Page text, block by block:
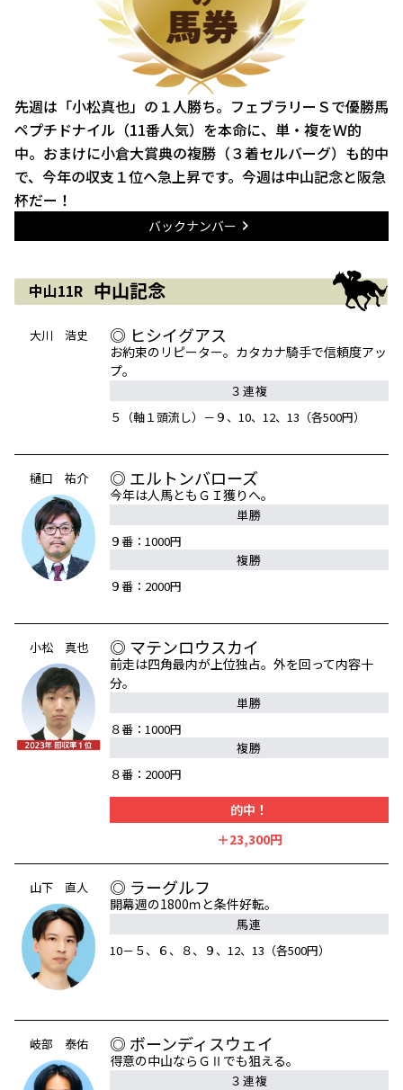
先週は「小松真也」の１人勝ち。フェブラリーＳで優勝馬
ペプチドナイル（11番人気）を本命に、単・複をＷ的
中。おまけに小倉大賞典の複勝（３着セルバーグ）も的中
で、今年の収支１位へ急上昇です。今週は中山記念と阪急
杯だー！
バックナンバー
中山11R 中山記念
大川 浩史 ◎ ヒシイグアス
お約束のリピーター。カタカナ騎手で信頼度アッ
プ。
３連複
５（軸１頭流し）－９、10、12、13（各500円）
樋口 祐介 ◎ エルトンバローズ
今年は人馬ともＧＩ獲りへ。
単勝
９番：1000円
複勝
９番：2000円
小松 真也 ◎ マテンロウスカイ
前走は四角最内が上位独占。外を回って内容十
分。
単勝
８番：1000円
複勝
８番：2000円
的中！
＋23,300円
山下 直人 ◎ ラーグルフ
開幕週の1800ｍと条件好転。
馬連
10－５、６、８、９、12、13（各500円）
岐部 泰佑 ◎ ボーンディスウェイ
得意の中山ならＧⅡでも狙える。
３連複